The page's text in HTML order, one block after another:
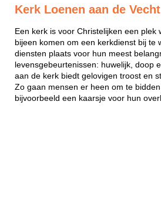
Kerk Loenen aan de Vecht
Een kerk is voor Christelijken een plek
bijeen komen om een kerkdienst bij te
diensten plaats voor hun meest
levensgebeurtenissen: huwelijk, doop
aan de kerk biedt gelovigen troost en
Zo gaan mensen er heen om te
bijvoorbeeld een kaarsje voor hun